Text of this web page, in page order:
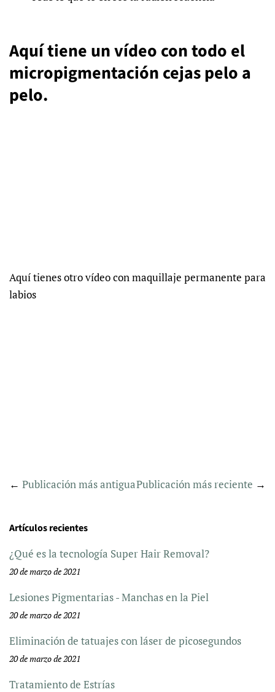
Aquí tiene un vídeo con todo el
micropigmentación cejas pelo a
pelo.
Aquí tienes otro vídeo con maquillaje permanente para
labios
← Publicación más antiguaPublicación más reciente →
Artículos recientes
¿Qué es la tecnología Super Hair Removal?
20 de marzo de 2021
Lesiones Pigmentarias - Manchas en la Piel
20 de marzo de 2021
Eliminación de tatuajes con láser de picosegundos
20 de marzo de 2021
Tratamiento de Estrías